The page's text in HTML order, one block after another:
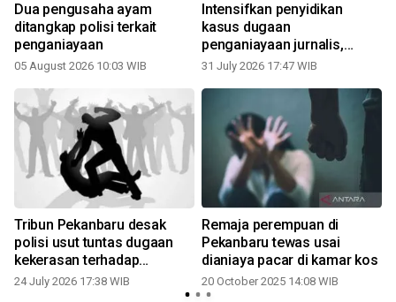
Dua pengusaha ayam
ditangkap polisi terkait
penganiayaan
05 August 2026 10:03 WIB
Intensifkan penyidikan
kasus dugaan
penganiayaan jurnalis,
Polres Siak periksa tiga
31 July 2026 17:47 WIB
Tribun Pekanbaru desak
polisi usut tuntas dugaan
kekerasan terhadap
wartawan
24 July 2026 17:38 WIB
Remaja perempuan di
Pekanbaru tewas usai
dianiaya pacar di kamar kos
20 October 2025 14:08 WIB